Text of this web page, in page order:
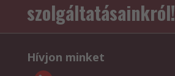
szolgáltatásainkról!
Hívjon minket